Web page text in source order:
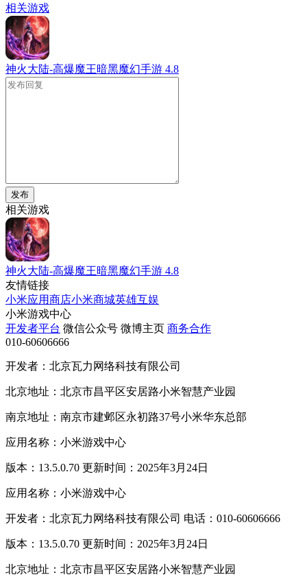
相关游戏
神火大陆-高爆魔王暗黑魔幻手游 4.8
发布
相关游戏
神火大陆-高爆魔王暗黑魔幻手游 4.8
友情链接
小米应用商店小米商城英雄互娱
小米游戏中心
开发者平台 微信公众号 微博主页 商务合作
010-60606666
开发者：北京瓦力网络科技有限公司
北京地址：北京市昌平区安居路小米智慧产业园
南京地址：南京市建邺区永初路37号小米华东总部
应用名称：小米游戏中心
版本：13.5.0.70 更新时间：2025年3月24日
应用名称：小米游戏中心
开发者：北京瓦力网络科技有限公司 电话：010-60606666
版本：13.5.0.70 更新时间：2025年3月24日
北京地址：北京市昌平区安居路小米智慧产业园